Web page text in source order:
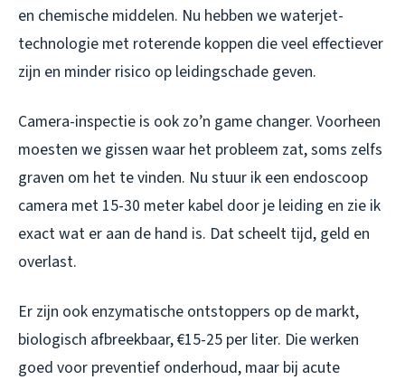
en chemische middelen. Nu hebben we waterjet-
technologie met roterende koppen die veel effectiever
zijn en minder risico op leidingschade geven.
Camera-inspectie is ook zo’n game changer. Voorheen
moesten we gissen waar het probleem zat, soms zelfs
graven om het te vinden. Nu stuur ik een endoscoop
camera met 15-30 meter kabel door je leiding en zie ik
exact wat er aan de hand is. Dat scheelt tijd, geld en
overlast.
Er zijn ook enzymatische ontstoppers op de markt,
biologisch afbreekbaar, €15-25 per liter. Die werken
goed voor preventief onderhoud, maar bij acute